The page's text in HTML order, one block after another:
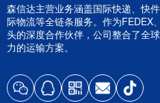
森信达主营业务涵盖国际快递、快
际物流等全链条服务。作为FEDEX
头的深度合作伙伴，公司整合了全
力的运输方案。